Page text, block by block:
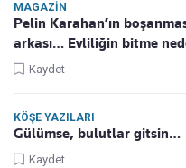
MAGAZIN
Pelin Karahan’ın
arkası… Evliliğin bitme
Kaydet
KÖŞE YAZILARI
Gülümse, bulutlar gitsin…
Kaydet